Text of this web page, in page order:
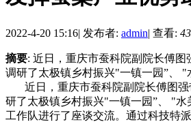
2022-4-20 15:16| 发布者: admin| 查看:
摘要: 近日，重庆市蚕科院副院长傅
调研了太极镇乡村振兴"一镇一园”、 "
近日，重庆市蚕科院副院长傅图强
研了太极镇乡村振兴"一镇一园”、 "
工作队进行了座谈交流。通过科技特